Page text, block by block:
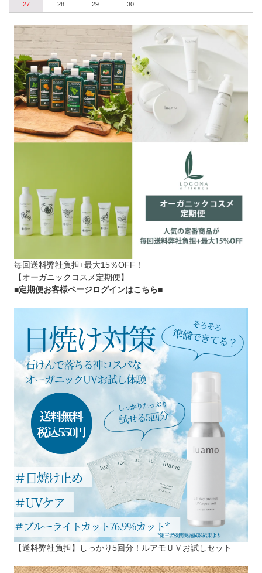
27 28 29 30
毎回送料弊社負担+最大15％OFF！
【オーガニックコスメ定期便】
■定期便お客様ページログインはこちら■
【送料弊社負担】しっかり5回分！ルアモＵＶお試しセット